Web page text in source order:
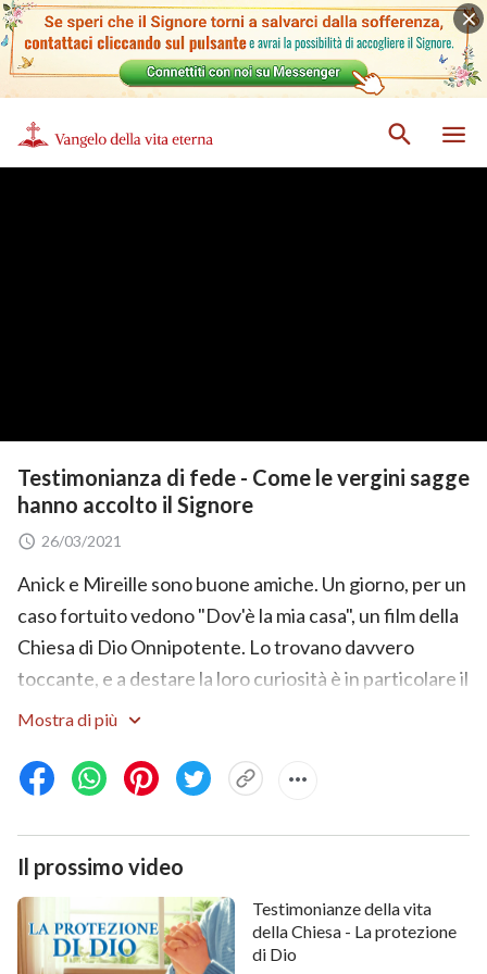
Testimonianza di fede - Come le vergini sagge
hanno accolto il Signore
26/03/2021
Anick e Mireille sono buone amiche. Un giorno, per un
caso fortuito vedono "Dov'è la mia casa", un film della
Chiesa di Dio Onnipotente. Lo trovano davvero
toccante, e a destare la loro curiosità è in particolare il
libro che cambia il destino della protagonista del film.
esso contiene, e avvertono che nessuna persona
comune può averle pronunciate. Quando vengono a
sapere che si tratta delle parole del Signore ritornato,
lo trovano inconcepibile. Per quanto ne sappiano, il
Signore non è ancora disceso su una nuvola né Si è
manifestato apertamente: perciò come si può
affermare che Egli sia tornato? Dopo una battaglia
Mostra di più
Il prossimo video
Testimonianze della vita
della Chiesa - La protezione
di Dio